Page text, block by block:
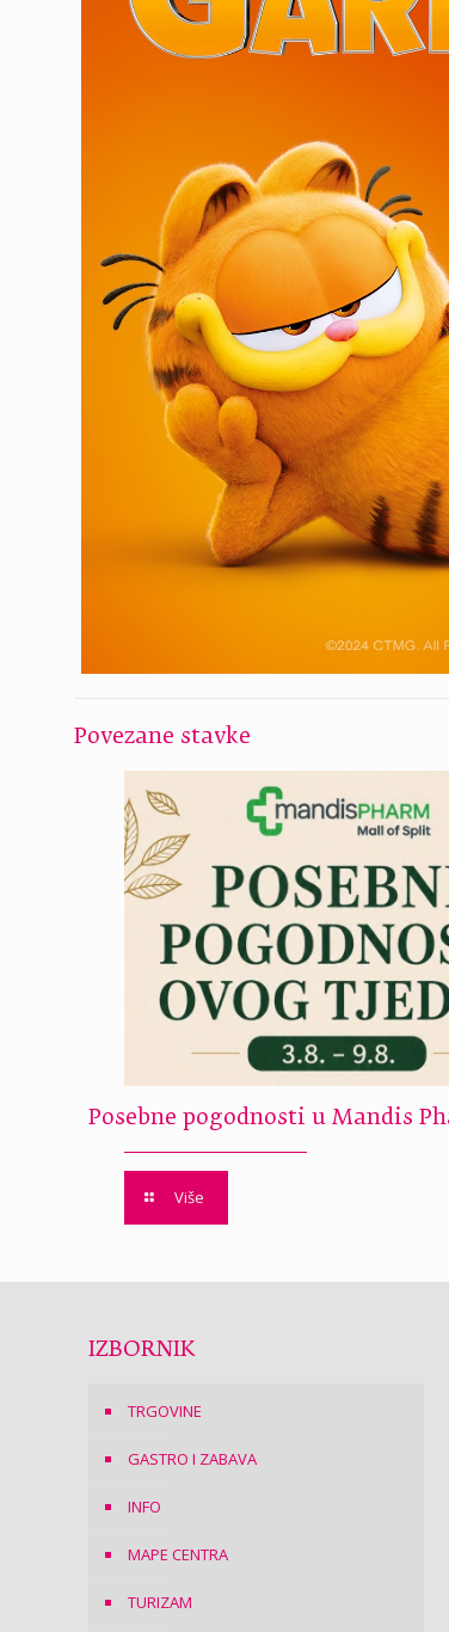
Povezane stavke
Posebne pogodnosti u Mandis
Više
IZBORNIK
TRGOVINE
GASTRO I ZABAVA
INFO
MAPE CENTRA
TURIZAM